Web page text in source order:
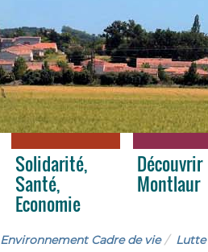
Solidarité,
Santé,
Economie
Découvrir
Montlaur
Environnement Cadre de vie Lutte